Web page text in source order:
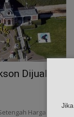
Dijual
Harga